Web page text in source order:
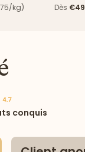
kg)
Dès
conquis